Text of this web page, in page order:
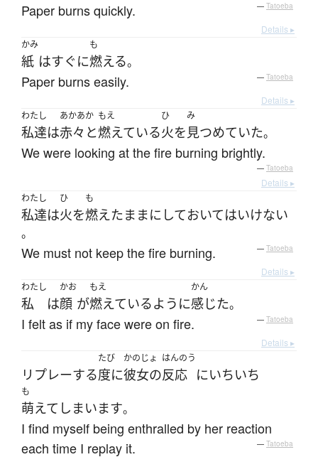
Paper burns quickly. — Tatoeba
Details ▸
かみ
紙 はすぐに
も
燃える。
Paper burns easily. — Tatoeba
Details ▸
わたし
私達は
あかあか
赤々と
もえ
燃えている
ひ
火を
み
見つめていた。
We were looking at the fire burning brightly.
— Tatoeba
Details ▸
わたし
私達は
ひ
火を
も
燃えたままに しておいてはいけない
。
We must not keep the fire burning. — Tatoeba
Details ▸
わたし
私 は
かお
顔 が
もえ
燃えているように
かん
感じた。
I felt as if my face were on fire. — Tatoeba
Details ▸
リプレーする
たび
度に
かのじょ
彼女の
はんのう
反応 にいちいち
も
萌えて しまいます。
I find myself being enthralled by her reaction
each time I replay it.
— Tatoeba